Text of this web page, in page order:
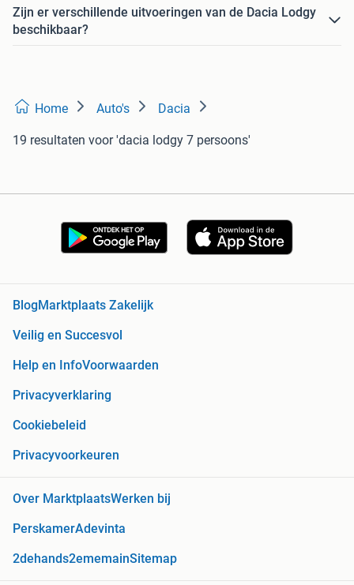
Zijn er verschillende uitvoeringen van de Dacia Lodgy
beschikbaar?
Home Auto's Dacia
19 resultaten voor 'dacia lodgy 7 persoons'
BlogMarktplaats Zakelijk
Veilig en Succesvol
Help en InfoVoorwaarden
Privacyverklaring
Cookiebeleid
Privacyvoorkeuren
Over MarktplaatsWerken bij
PerskamerAdevinta
2dehands2ememainSitemap